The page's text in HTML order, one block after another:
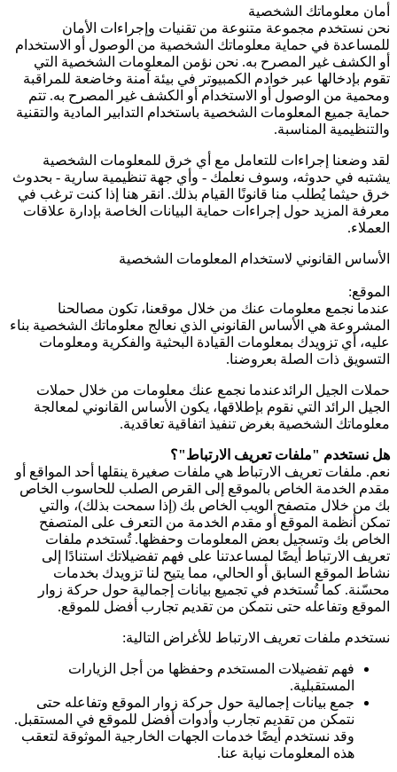
أمان معلوماتك الشخصية
نحن نستخدم مجموعة متنوعة من تقنيات وإجراءات الأمان
للمساعدة في حماية معلوماتك الشخصية من الوصول أو الاستخدام
أو الكشف غير المصرح به. نحن نؤمن المعلومات الشخصية التي
تقوم بإدخالها عبر خوادم الكمبيوتر في بيئة آمنة وخاضعة للمراقبة
ومحمية من الوصول أو الاستخدام أو الكشف غير المصرح به. تتم
حماية جميع المعلومات الشخصية باستخدام التدابير المادية والتقنية
والتنظيمية المناسبة.
لقد وضعنا إجراءات للتعامل مع أي خرق للمعلومات الشخصية
يشتبه في حدوثه، وسوف نعلمك - وأي جهة تنظيمية سارية - بحدوث
خرق حيثما يُطلب منا قانونًا القيام بذلك. انقر هنا إذا كنت ترغب في
معرفة المزيد حول إجراءات حماية البيانات الخاصة بإدارة علاقات
العملاء.
الأساس القانوني لاستخدام المعلومات الشخصية
الموقع:
عندما نجمع معلومات عنك من خلال موقعنا، تكون مصالحنا
المشروعة هي الأساس القانوني الذي نعالج معلوماتك الشخصية بناء
عليه، أي تزويدك بمعلومات القيادة البحثية والفكرية ومعلومات
التسويق ذات الصلة بعروضنا.
حملات الجيل الرائدعندما نجمع عنك معلومات من خلال حملات
الجيل الرائد التي نقوم بإطلاقها، يكون الأساس القانوني لمعالجة
معلوماتك الشخصية بغرض تنفيذ اتفاقية تعاقدية.
هل نستخدم "ملفات تعريف الارتباط"؟
نعم. ملفات تعريف الارتباط هي ملفات صغيرة ينقلها أحد المواقع أو
مقدم الخدمة الخاص بالموقع إلى القرص الصلب للحاسوب الخاص
بك من خلال متصفح الويب الخاص بك (إذا سمحت بذلك)، والتي
تمكن أنظمة الموقع أو مقدم الخدمة من التعرف على المتصفح
الخاص بك وتسجيل بعض المعلومات وحفظها. تُستخدم ملفات
تعريف الارتباط أيضًا لمساعدتنا على فهم تفضيلاتك استنادًا إلى
نشاط الموقع السابق أو الحالي، مما يتيح لنا تزويدك بخدمات
محسّنة. كما تُستخدم في تجميع بيانات إجمالية حول حركة زوار
الموقع وتفاعله حتى نتمكن من تقديم تجارب أفضل للموقع.
نستخدم ملفات تعريف الارتباط للأغراض التالية:
فهم تفضيلات المستخدم وحفظها من أجل الزيارات
المستقبلية.
جمع بيانات إجمالية حول حركة زوار الموقع وتفاعله حتى
نتمكن من تقديم تجارب وأدوات أفضل للموقع في المستقبل.
وقد نستخدم أيضًا خدمات الجهات الخارجية الموثوقة لتعقب
هذه المعلومات نيابة عنا.